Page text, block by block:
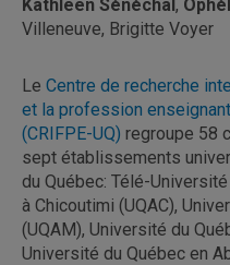
Kathleen Sénéchal ,
Villeneuve, Brigitte Voyer
Le Centre de recherche
et la profession
(CRIFPE-UQ) regroupe 58
sept établissements
du Québec: Télé-
à Chicoutimi (UQAC),
(UQAM), Université du
Université du Québec en